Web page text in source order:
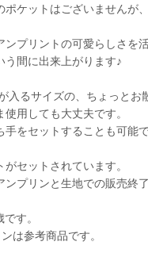
ケットはございませんが
プリントの可愛らしさを活
う間に出来上がります♪
入るサイズの、ちょっとお
用しても大丈夫です。
をセットすることも可能で
セットされています。
プリンと生地での販売終了
す。
は参考商品です。